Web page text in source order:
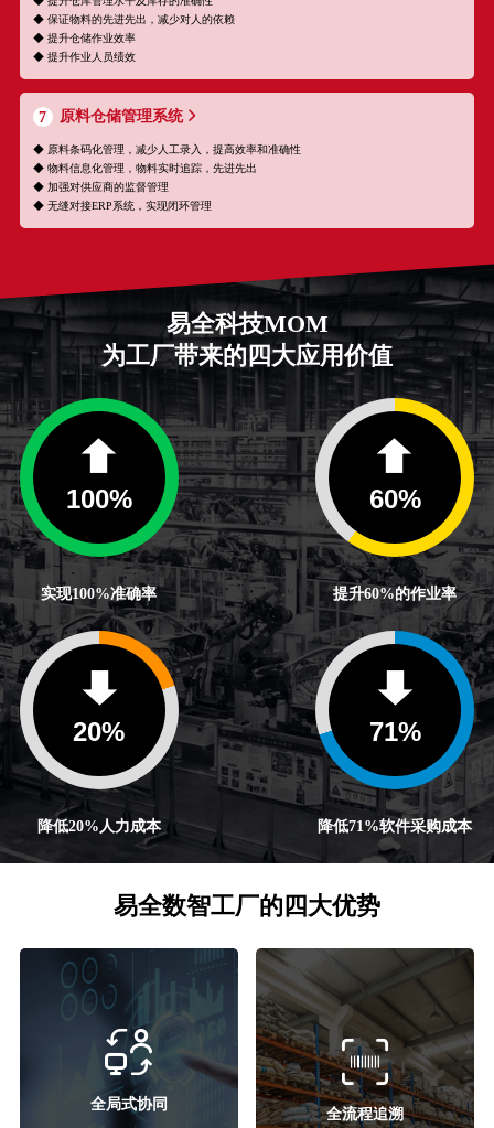
◆ 保证物料的先进先出，减少对人的依赖
◆ 提升仓储作业效率
◆ 提升作业人员绩效
7 原料仓储管理系统
◆ 原料条码化管理，减少人工录入，提高效率和准确性
◆ 物料信息化管理，物料实时追踪，先进先出
◆ 加强对供应商的监督管理
◆ 无缝对接ERP系统，实现闭环管理
易全科技MOM
为工厂带来的四大应用价值
100%
实现100%准确率
60%
提升60%的作业率
20%
降低20%人力成本
71%
降低71%软件采购成本
易全数智工厂的四大优势
全局式协同
全流程追溯